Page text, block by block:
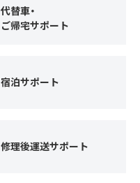
代替車・
ご帰宅サポート
宿泊サポート
修理後運送サポート